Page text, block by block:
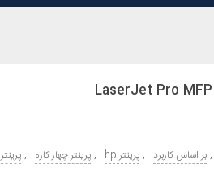
, بر اساس کاربرد , پرینتر hp , پرینتر چهار کاره , پرینتر